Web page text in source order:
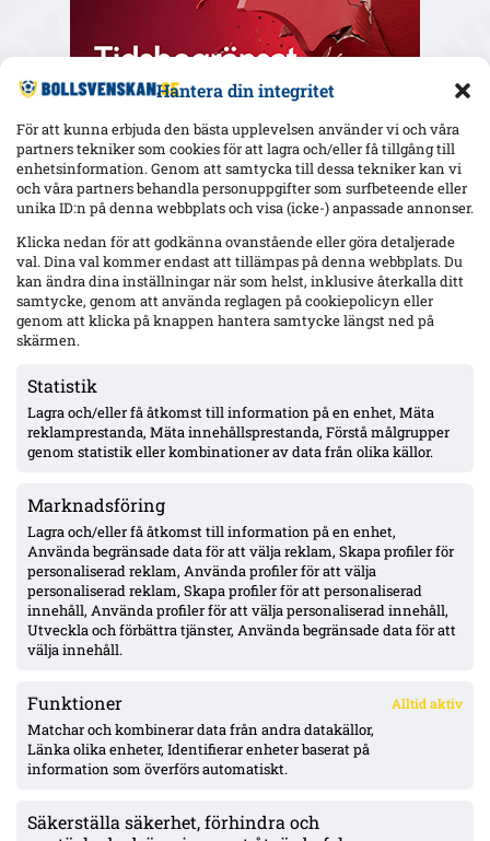
Hantera din integritet
För att kunna erbjuda den bästa upplevelsen använder vi och våra
partners tekniker som cookies för att lagra och/eller få tillgång till
enhetsinformation. Genom att samtycka till dessa tekniker kan vi
och våra partners behandla personuppgifter som surfbeteende eller
unika ID:n på denna webbplats och visa (icke-) anpassade annonser.
Klicka nedan för att godkänna ovanstående eller göra detaljerade
val. Dina val kommer endast att tillämpas på denna webbplats. Du
kan ändra dina inställningar när som helst, inklusive återkalla ditt
samtycke, genom att använda reglagen på cookiepolicyn eller
genom att klicka på knappen hantera samtycke längst ned på
skärmen.
Statistik
Lagra och/eller få åtkomst till information på en enhet, Mäta
reklamprestanda, Mäta innehållsprestanda, Förstå målgrupper
genom statistik eller kombinationer av data från olika källor.
Marknadsföring
Lagra och/eller få åtkomst till information på en enhet,
Använda begränsade data för att välja reklam, Skapa profiler för
personaliserad reklam, Använda profiler för att välja
personaliserad reklam, Skapa profiler för att personaliserad
innehåll, Använda profiler för att välja personaliserad innehåll,
Utveckla och förbättra tjänster, Använda begränsade data för att
välja innehåll.
Funktioner Alltid aktiv
Matchar och kombinerar data från andra datakällor,
Länka olika enheter, Identifierar enheter baserat på
information som överförs automatiskt.
Säkerställa säkerhet, förhindra och
Senaste
varnar: ”Mjällbys styrka är kollektivet”
AIK utan 13 spelare mot Örgryte – Hove avstängd, Ellingsen
MFF:s Anton Höög med tre raka starter – Helstrup:
framtidsroll som åtta, kontrakt till 2030
Pihlström två mål på två matcher – Luganos plan för år två ger
effekt
Uppgifter: Erzurumspor lägger lånebud på Ibrahim Diabaté –
GAIS-anfallaren under kontrakt till 2028
ÖVERSIKT
Nyheter & Reportage
Spelarbetyg
KONTAKT